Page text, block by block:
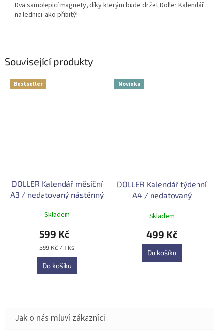
Související produkty
Bestseller
DOLLER Kalendář měsíční
A3 / nedatovaný nástěnný
Průměrné
hodnocení
produktu
je
5,0
z
5
hvězdiček.
Skladem
599 Kč
Měrná
cena:
599 Kč / 1 ks
Do košíku
Novinka
DOLLER Kalendář týdenní
A4 / nedatovaný
Skladem
499 Kč
Do košíku
Dva samolepicí magnety, díky kterým bude držet Doller Kalendář
na lednici jako přibitý!